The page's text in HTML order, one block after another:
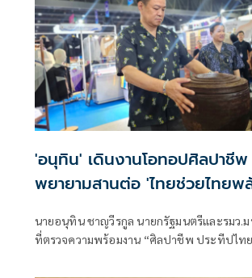
'อนุทิน' เดินงานโอทอปศิลปาชีพ
พยายามสานต่อ 'ไทยช่วยไทยพ
นายอนุทิน ชาญวีรกูล นายกรัฐมนตรีและรมว.
ที่ตรวจความพร้อมงาน “ศิลปาชีพ ประทีปไทย